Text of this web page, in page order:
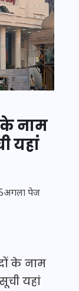
के नाम
यहां
अगला पेज
के नाम
यहां